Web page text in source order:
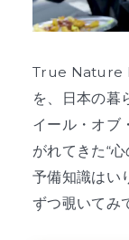
True Nature
を、日本の暮
イール・オブ
がれてきた“
予備知識はい
ずつ覗いてみ